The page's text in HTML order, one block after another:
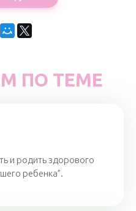
ПО ТЕМЕ
и родить здорового
ребенка”.